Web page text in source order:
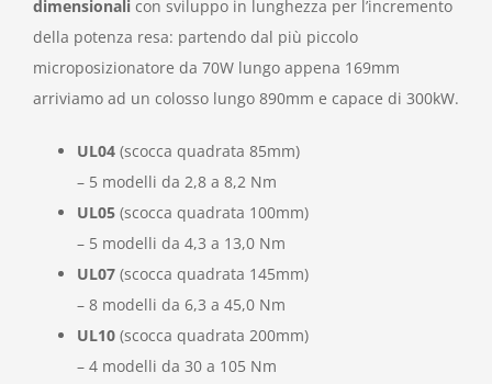
dimensionali con sviluppo in lunghezza per l’incremento
della potenza resa: partendo dal più piccolo
microposizionatore da 70W lungo appena 169mm
arriviamo ad un colosso lungo 890mm e capace di 300kW.
UL04 (scocca quadrata 85mm)
– 5 modelli da 2,8 a 8,2 Nm
UL05 (scocca quadrata 100mm)
– 5 modelli da 4,3 a 13,0 Nm
UL07 (scocca quadrata 145mm)
– 8 modelli da 6,3 a 45,0 Nm
UL10 (scocca quadrata 200mm)
– 4 modelli da 30 a 105 Nm